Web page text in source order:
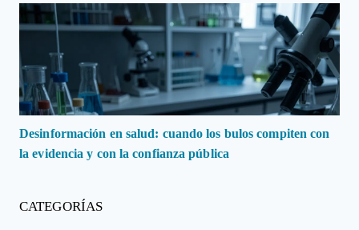
Desinformación en salud: cuando los bulos compiten con
la evidencia y con la confianza pública
CATEGORÍAS